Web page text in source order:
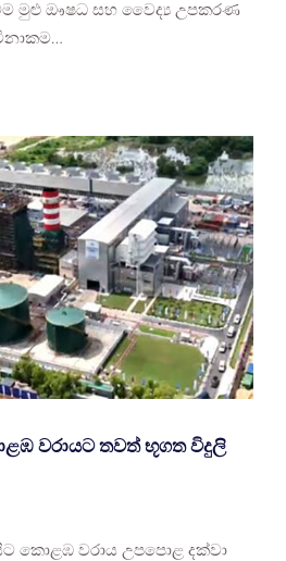
මුළු ඖෂධ සහ වෛද්‍ය උපකරණ
වරායට තවත් භූගත විදුලි
කොළඹ වරාය උපපොළ දක්වා